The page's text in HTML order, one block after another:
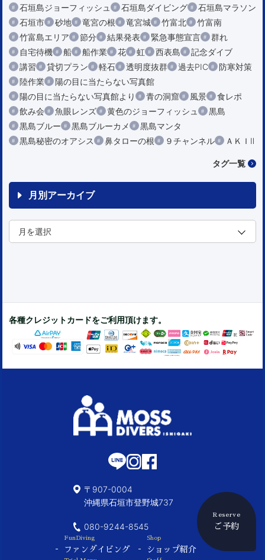
Reserve
ご予約
石垣島ジョーフィッシュ
石垣島ダイビング
石垣島マラソン
石垣市
砂地 竜宮の根 竜宮城 竹富北
竹富南
竹富島エリア
節分 結果発表 緊急事態宣言
群れ
自宅待機
船 船作業 花 虹 西表島
記念ダイブ
講習
貸切プラン 軽石 透明度抜群 過去PIC
防寒対策
陸作業
陽の目に当たらない写真館
陽の目に当たらない写真館より
青の洞窟 風景
食レポ
飲み会
魚眼レンズ 黄色のジョーフィッシュ
黒島
黒島ブルー
黒島ブルーカメ
黒島マンタ
黒島秘密のオアシス
鼻タローの根 ９チャンネル ＡＫＩⅡ
タグ一覧
月別アーカイブ
各種クレジットカードをご利用頂けます。
〒907-0004
沖縄県石垣市登野城737
080-9244-8545
FunDiving
ファンダイビング
Shop
ショップ紹介